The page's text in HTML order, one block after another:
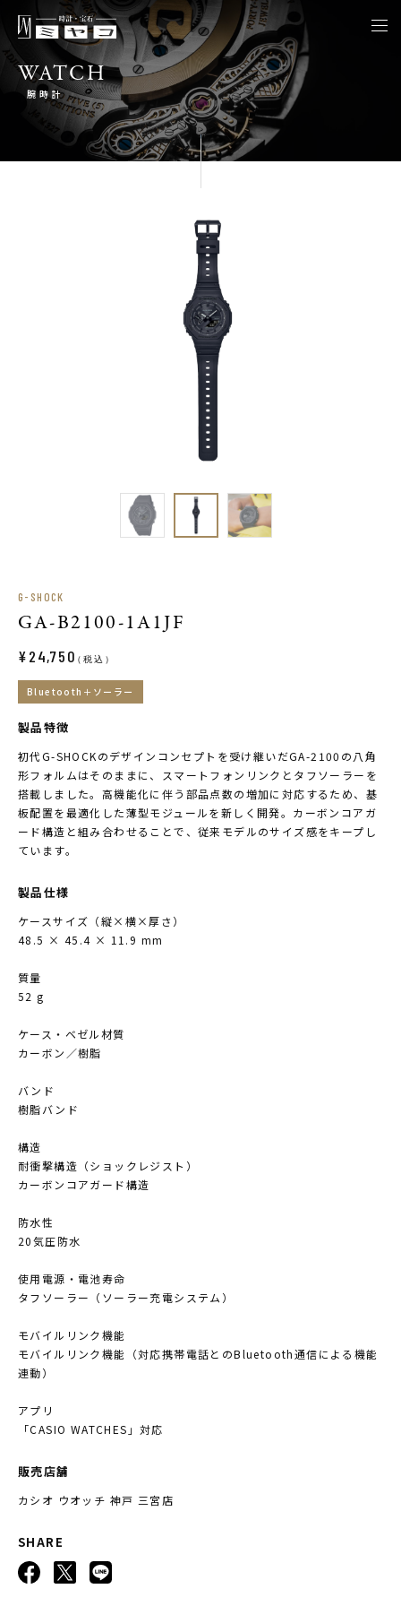
WATCH
腕時計
G-SHOCK
GA-B2100-1A1JF
¥24,750（税込）
Bluetooth＋ソーラー
製品特徴
初代G-SHOCKのデザインコンセプトを受け継いだGA-2100の八角
形フォルムはそのままに、スマートフォンリンクとタフソーラーを
搭載しました。高機能化に伴う部品点数の増加に対応するため、基
板配置を最適化した薄型モジュールを新しく開発。カーボンコアガ
ード構造と組み合わせることで、従来モデルのサイズ感をキープし
ています。
製品仕様
ケースサイズ（縦×横×厚さ）
48.5 × 45.4 × 11.9 mm
質量
52 g
ケース・ベゼル材質
カーボン／樹脂
バンド
樹脂バンド
構造
耐衝撃構造（ショックレジスト）
カーボンコアガード構造
防水性
20気圧防水
使用電源・電池寿命
タフソーラー（ソーラー充電システム）
モバイルリンク機能
モバイルリンク機能（対応携帯電話とのBluetooth通信による機能
連動）
アプリ
「CASIO WATCHES」対応
販売店舗
カシオ ウオッチ 神戸 三宮店
SHARE